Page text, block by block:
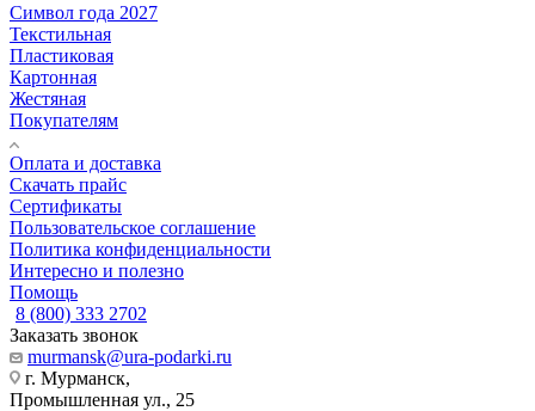
Символ года 2027
Текстильная
Пластиковая
Картонная
Жестяная
Покупателям
Оплата и доставка
Скачать прайс
Сертификаты
Пользовательское соглашение
Политика конфиденциальности
Интересно и полезно
Помощь
8 (800) 333 2702
Заказать звонок
murmansk@ura-podarki.ru
г. Мурманск,
Промышленная ул., 25